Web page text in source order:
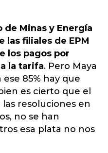
Minas y Energía
las filiales de EPM
los pagos por
la tarifa. Pero Maya
85% hay que
es cierto que el
resoluciones en
no se han
esa plata no nos